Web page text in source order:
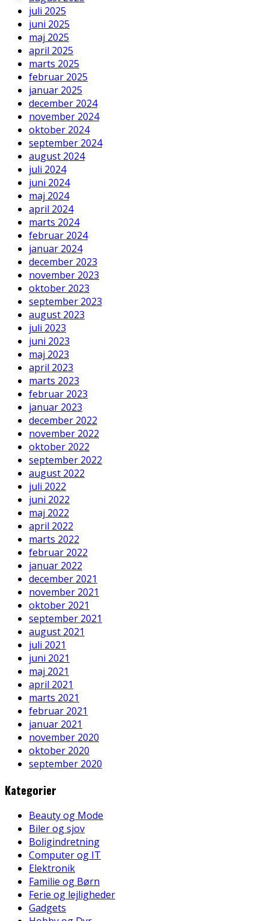
juli 2025
juni 2025
maj 2025
april 2025
marts 2025
februar 2025
januar 2025
december 2024
november 2024
oktober 2024
september 2024
august 2024
juli 2024
juni 2024
maj 2024
april 2024
marts 2024
februar 2024
januar 2024
december 2023
november 2023
oktober 2023
september 2023
august 2023
juli 2023
juni 2023
maj 2023
april 2023
marts 2023
februar 2023
januar 2023
december 2022
november 2022
oktober 2022
september 2022
august 2022
juli 2022
juni 2022
maj 2022
april 2022
marts 2022
februar 2022
januar 2022
december 2021
november 2021
oktober 2021
september 2021
august 2021
juli 2021
juni 2021
maj 2021
april 2021
marts 2021
februar 2021
januar 2021
november 2020
oktober 2020
september 2020
Kategorier
Beauty og Mode
Biler og sjov
Boligindretning
Computer og IT
Elektronik
Familie og Børn
Ferie og lejligheder
Gadgets